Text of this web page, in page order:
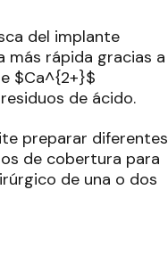
del implante
más rápida gracias a
$Ca^{2+}$
de ácido.
preparar diferentes
de cobertura para
de una o dos